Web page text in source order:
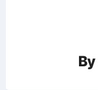
By